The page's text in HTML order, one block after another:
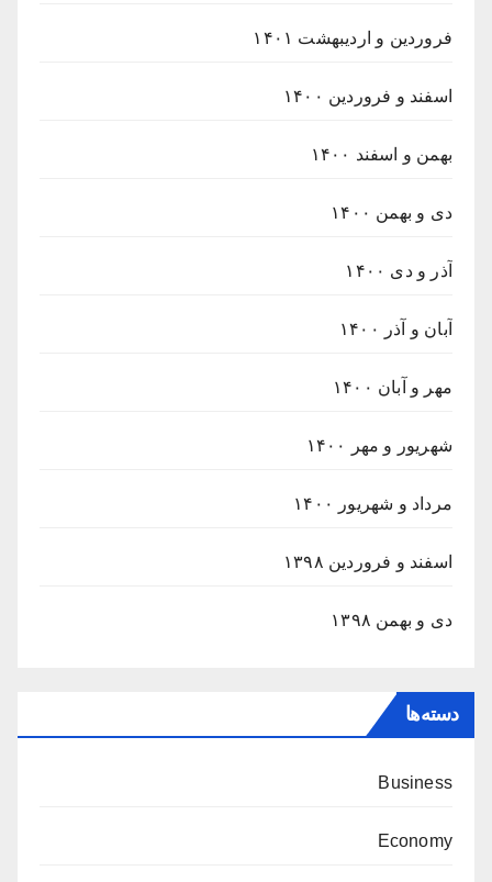
فروردین و اردیبهشت ۱۴۰۱
اسفند و فروردین ۱۴۰۰
بهمن و اسفند ۱۴۰۰
دی و بهمن ۱۴۰۰
آذر و دی ۱۴۰۰
آبان و آذر ۱۴۰۰
مهر و آبان ۱۴۰۰
شهریور و مهر ۱۴۰۰
مرداد و شهریور ۱۴۰۰
اسفند و فروردین ۱۳۹۸
دی و بهمن ۱۳۹۸
دسته‌ها
Business
Economy